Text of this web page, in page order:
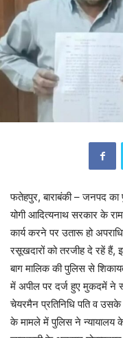
फतेहपुर, बाराबंकी – जनपद
योगी आदित्यनाथ सरकार के
कार्य करने पर उतारू हो
रसूखदारों को तरजीह दे रहें हैं,
बाग मालिक की पुलिस से
में अपील पर दर्ज हुए मुकदमें ने
चेयरमैन प्रतिनिधि पति व उसके
के मामले में पुलिस ने न्यायालय